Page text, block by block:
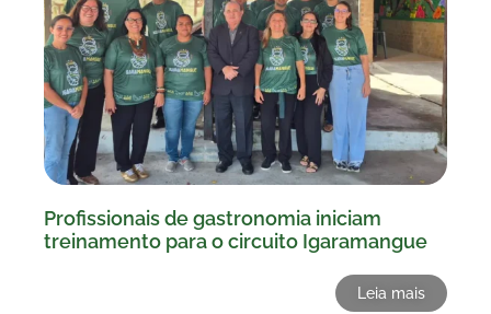
Profissionais de gastronomia iniciam
treinamento para o circuito Igaramangue
Leia mais